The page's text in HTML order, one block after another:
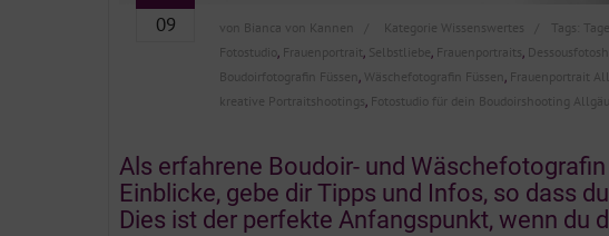
09 von Bianca von Kannen Kategorie Wissenswertes Tags:
Fotostudio , Frauenportrait, Selbstliebe, Frauenportraits,
Boudoirfotografin Füssen , Wäschefotografin Füssen , Frauenportrait
kreative Portraitshootings, Fotostudio für dein Boudoirshooting Allgäu
Als erfahrene Boudoir- und
Einblicke, gebe dir Tipps und Infos, so dass
Dies ist der perfekte Anfangspunkt, wenn du